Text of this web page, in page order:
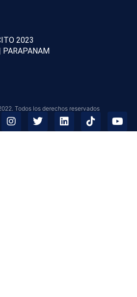
2023
PARAPANAM
Todos los derechos reservados